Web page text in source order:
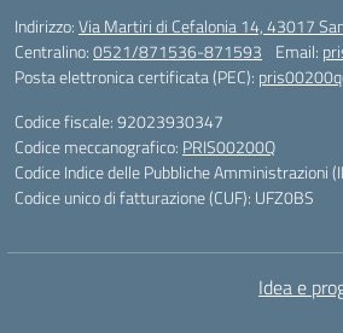
Indirizzo:Via Martiri di Cefalonia 14, 43017
Centralino:0521/871536-871593 Email:
Posta elettronica certificata (PEC):
Codice fiscale: 92023930347
Codice meccanografico: PRIS00200Q
Codice Indice delle Pubbliche Amministrazioni
Codice unico di fatturazione (CUF): UFZ0BS
Idea e